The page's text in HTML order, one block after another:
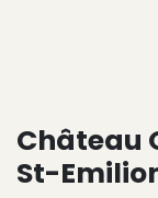
Château
St-